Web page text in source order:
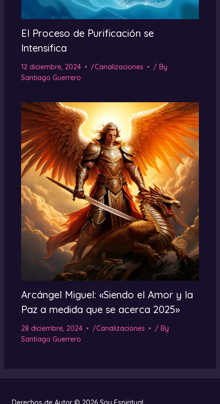
El Proceso de Purificación se
Intensifica
12 diciembre, 2024 /Canalizaciones
/ By
Santiago Guerrero
Arcángel Miguel: «Siendo el Amor y la
Paz a medida que se acerca 2025»
28 diciembre, 2024 /Canalizaciones
/ By
Santiago Guerrero